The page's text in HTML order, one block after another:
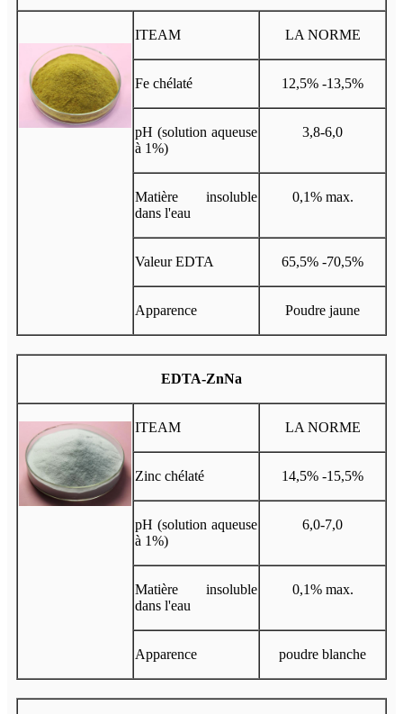
ITEAM LA NORME
Fe chélaté 12,5% -13,5%
pH (solution aqueuse
à 1%)
3,8-6,0
Matière insoluble
dans l'eau
0,1% max.
Valeur EDTA 65,5% -70,5%
Apparence Poudre jaune
EDTA-ZnNa
ITEAM LA NORME
Zinc chélaté 14,5% -15,5%
pH (solution aqueuse
à 1%)
6,0-7,0
Matière insoluble
dans l'eau
0,1% max.
Apparence poudre blanche